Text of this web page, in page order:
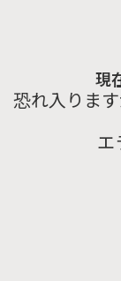
現
恐れ入りま
エ